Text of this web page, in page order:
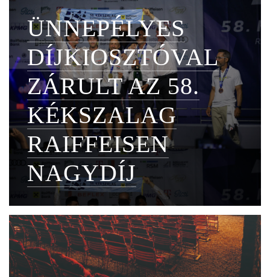
ÜNNEPÉLYES
DÍJKIOSZTÓVAL
ZÁRULT AZ 58.
KÉKSZALAG
RAIFFEISEN
NAGYDÍJ